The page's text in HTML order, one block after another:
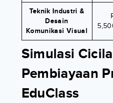
Teknik Industri &
Desain
Komunikasi Visual
Simulasi
Pembiayaan
EduClass